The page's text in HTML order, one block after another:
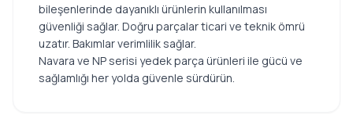
bileşenlerinde dayanıklı ürünlerin kullanılması
güvenliği sağlar. Doğru parçalar ticari ve teknik ömrü
uzatır. Bakımlar verimlilik sağlar.
Navara ve NP serisi yedek parça ürünleri ile gücü ve
sağlamlığı her yolda güvenle sürdürün.